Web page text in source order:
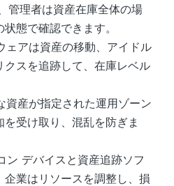
管理者は資産在庫全体の場
態で確認できます。
ェアは資産の移動、アイドル
クスを追跡して、在庫レベル
資産が指定された運用ゾーン
受け取り、混乱を防ぎま
デバイスと資産追跡ソフ
企業はリソースを調整し、損